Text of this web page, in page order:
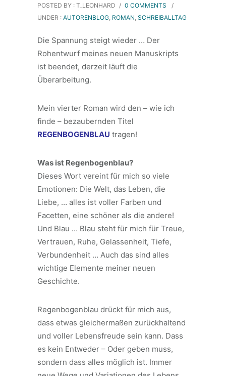
POSTED BY : T_LEONHARD / 0 COMMENTS
/
UNDER : AUTORENBLOG, ROMAN, SCHREIBALLTAG
Die Spannung steigt wieder … Der
Rohentwurf meines neuen Manuskripts
ist beendet, derzeit läuft die
Überarbeitung.
Mein vierter Roman wird den – wie ich
finde – bezaubernden Titel
REGENBOGENBLAU tragen!
Was ist Regenbogenblau?
Dieses Wort vereint für mich so viele
Emotionen: Die Welt, das Leben, die
Liebe, … alles ist voller Farben und
Facetten, eine schöner als die andere!
Und Blau … Blau steht für mich für Treue,
Vertrauen, Ruhe, Gelassenheit, Tiefe,
Verbundenheit … Auch das sind alles
wichtige Elemente meiner neuen
Geschichte.
Regenbogenblau drückt für mich aus,
dass etwas gleichermaßen zurückhaltend
und voller Lebensfreude sein kann. Dass
es kein Entweder – Oder geben muss,
sondern dass alles möglich ist. Immer